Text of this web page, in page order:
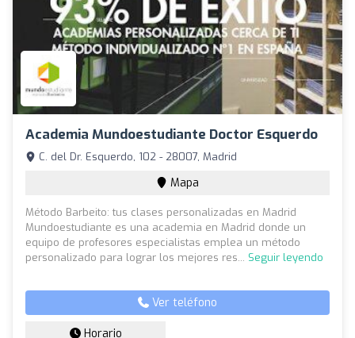
Academia Mundoestudiante Doctor Esquerdo
C. del Dr. Esquerdo, 102 - 28007, Madrid
Mapa
Método Barbeito: tus clases personalizadas en Madrid
Mundoestudiante es una academia en Madrid donde un
equipo de profesores especialistas emplea un método
personalizado para lograr los mejores res... Seguir leyendo
Ver teléfono
Horario